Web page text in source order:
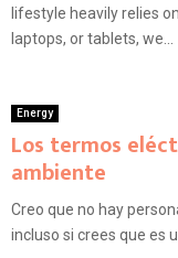
lifestyle heavily relies
laptops, or tablets, we...
Energy
Los termos
ambiente
Creo que no hay
incluso si crees que es